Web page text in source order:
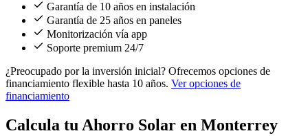
Garantía de 10 años en instalación
Garantía de 25 años en paneles
Monitorización vía app
Soporte premium 24/7
¿Preocupado por la inversión inicial? Ofrecemos opciones de
financiamiento flexible hasta 10 años. Ver opciones de
financiamiento
Calcula tu Ahorro Solar en Monterrey